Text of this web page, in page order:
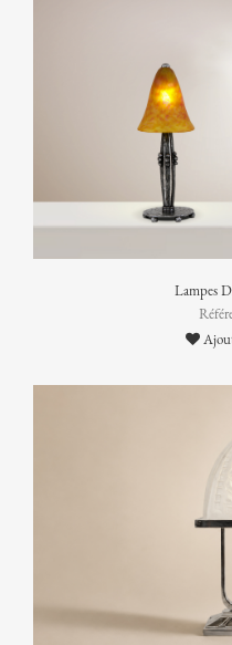
Lampes